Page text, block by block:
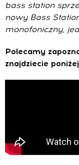
bass station
nowy Bass
monofoniczny,
Polecamy
znajdziecie